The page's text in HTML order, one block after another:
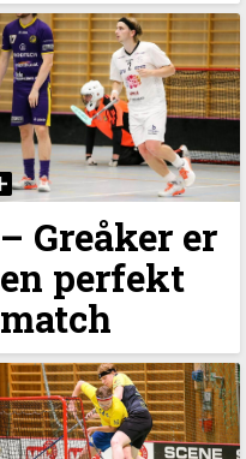
– Greåker er
en perfekt
match